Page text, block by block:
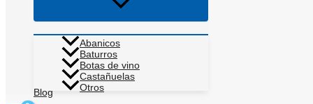
Abanicos
Baturros
Botas de vino
Castañuelas
Otros
Blog